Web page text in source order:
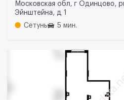
Московская обл, г Одинцово,
Эйнштейна, д 1
Сетунь
5 мин.